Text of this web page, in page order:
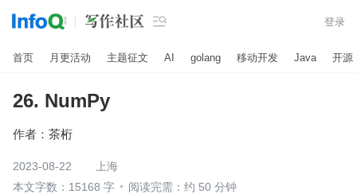
 登录
首页 月更活动 主题征文 AI golang 移动开发 Java 开源
26. NumPy
作者： 茶桁
2023-08-22
上海
本文字数：15168 字
阅读完需：约 50 分钟